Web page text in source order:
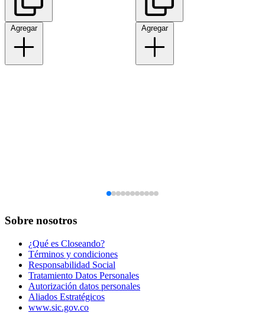
Agregar Agregar
Sobre nosotros
¿Qué es Closeando?
Términos y condiciones
Responsabilidad Social
Tratamiento Datos Personales
Autorización datos personales
Aliados Estratégicos
www.sic.gov.co